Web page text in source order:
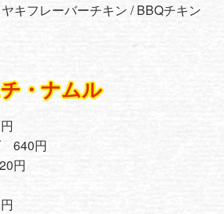
キフレーバーチキン / BBQチキン
・ナムル
640円
円